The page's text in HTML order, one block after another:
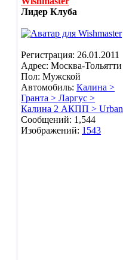
Лидер Клуба
Регистрация: 26.01.2011
Адрес: Москва-Тольятти
Пол: Мужской
Автомобиль: Калина >
Гранта > Ларгус >
Калина 2 АКПП > Urban
Сообщений: 1,544
Изображений: 1543